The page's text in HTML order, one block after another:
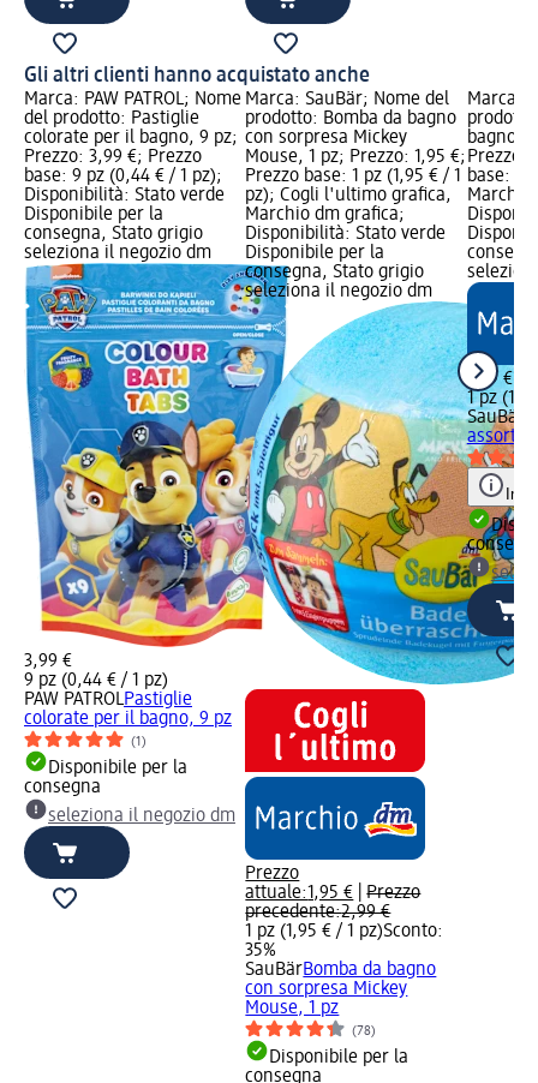
Gli altri clienti hanno acquistato anche
Marca: PAW PATROL; Nome
del prodotto: Pastiglie
colorate per il bagno, 9 pz;
Prezzo: 3,99 €; Prezzo
base: 9 pz (0,44 € / 1 pz);
Disponibilità: Stato verde
Disponibile per la
consegna, Stato grigio
seleziona il negozio dm
3,99 €
9 pz (0,44 € / 1 pz)
PAW PATROLPastiglie
colorate per il bagno, 9 pz
(1)
Disponibile per la
consegna
seleziona il negozio dm
Marca: SauBär; Nome del
prodotto: Bomba da bagno
con sorpresa Mickey
Mouse, 1 pz; Prezzo: 1,95 €;
Prezzo base: 1 pz (1,95 € / 1
pz); Cogli l'ultimo grafica,
Marchio dm grafica;
Disponibilità: Stato verde
Disponibile per la
consegna, Stato grigio
seleziona il negozio dm
Prezzo
attuale:1,95 € |Prezzo
precedente:2,99 €
1 pz (1,95 € / 1 pz)Sconto:
35%
SauBärBomba da bagno
con sorpresa Mickey
Mouse, 1 pz
(78)
Disponibile per la
consegna
Marca:
bagno
Prezzo:
base: 1
Marchio
1,69 €
1 pz
SauBär
assort.,